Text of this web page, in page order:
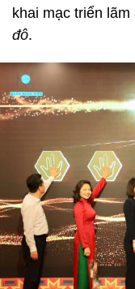
khai mạc triển
đô.